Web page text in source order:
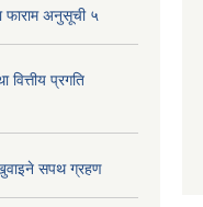
फाराम अनुसूची ५
वित्तीय प्रगति
खुवाइने सपथ ग्रहण